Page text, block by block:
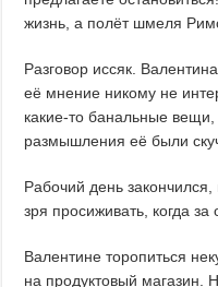
жизнь, а полёт шмеля
Разговор иссяк.
её мнение никому не
какие-то банальные
размышления её были
Рабочий день
зря просиживать, когда
Валентине торопиться
на продуктовый магазин.